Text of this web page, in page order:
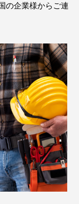
の企業様からご連